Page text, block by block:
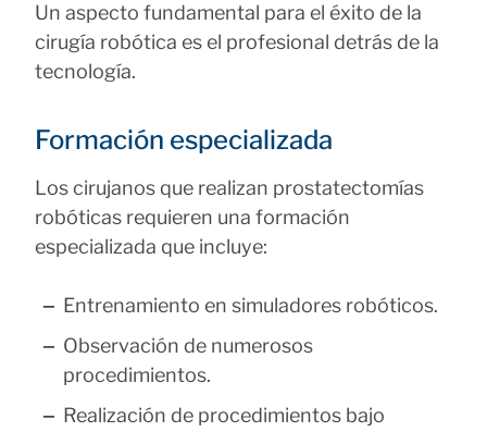
Un aspecto fundamental para el éxito de la
cirugía robótica es el profesional detrás de la
tecnología.
Formación especializada
Los cirujanos que realizan prostatectomías
robóticas requieren una formación
especializada que incluye:
Entrenamiento en simuladores robóticos.
Observación de numerosos
procedimientos.
Realización de procedimientos bajo